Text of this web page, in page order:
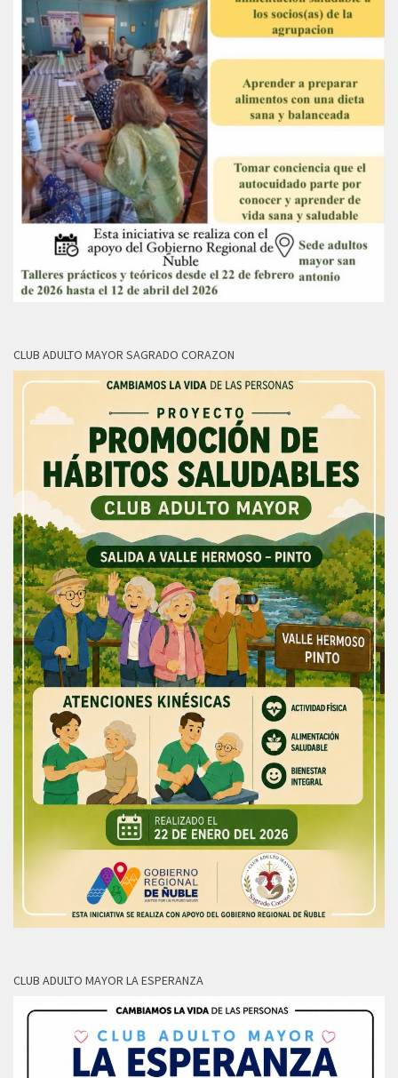
CLUB ADULTO MAYOR SAGRADO CORAZON
CLUB ADULTO MAYOR LA ESPERANZA